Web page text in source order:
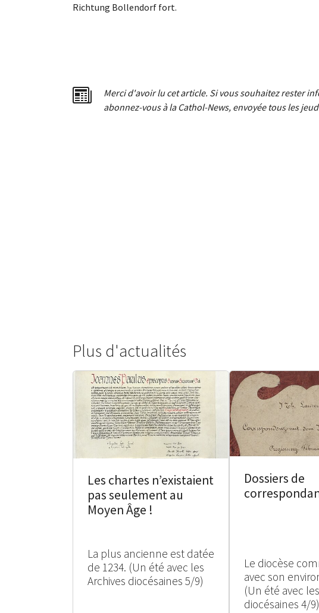
Richtung Bollendorf fort.
Merci d'avoir lu cet article. Si vous souhaitez rester
abonnez-vous à la Cathol-News, envoyée tous les
Plus d'actualités
Les chartes n’existaient
pas seulement au
Moyen Âge !
La plus ancienne est datée
de 1234. (Un été avec les
Archives diocésaines 5/9)
Dossiers de
Le diocèse
avec son
(Un été avec
diocésaines 4/9)